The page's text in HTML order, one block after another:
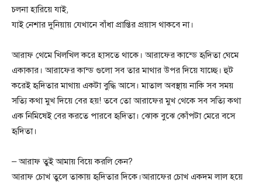
চলনা হারিয়ে যাই,
যাই নেশার দুনিয়ায় যেখানে বাঁধা প্রাপ্তির প্রয়াস থাকবে না।
আরাফ থেমে খিলখিল করে হাসতে থাকে। আরাফের কান্ডে হৃদিতা ঘেমে
একাকার। আরাফের কান্ড গুলো সব তার মাথার উপর দিয়ে যাচ্ছে। হুট
করেই হৃদিতার মাথায় একটা বুদ্ধি আসে। মাতাল অবস্থায় নাকি সব সময়
সত্যি কথা মুখ দিয়ে বের হয়! তবে তো আরাফের মুখ থেকে সব সত্যি কথা
এক নিমিষেই বের করতে পারবে হৃদিতা। ঝোক বুঝে কোঁপটা মেরে বসে
হৃদিতা।
– আরাফ তুই আমায় বিয়ে করলি কেন?
আরাফ চোখ তুলে তাকায় হৃদিতার দিকে।আরাফের চোখ একদম লাল হয়ে